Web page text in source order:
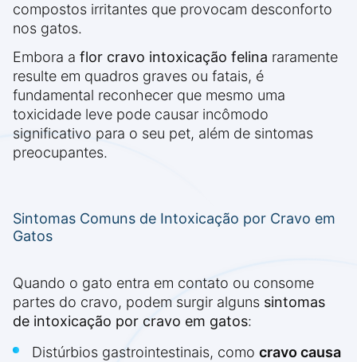
compostos irritantes que provocam desconforto
nos gatos.
Embora a flor cravo intoxicação felina raramente
resulte em quadros graves ou fatais, é
fundamental reconhecer que mesmo uma
toxicidade leve pode causar incômodo
significativo para o seu pet, além de sintomas
preocupantes.
Sintomas Comuns de Intoxicação por Cravo em
Gatos
Quando o gato entra em contato ou consome
partes do cravo, podem surgir alguns sintomas
de intoxicação por cravo em gatos:
Distúrbios gastrointestinais, como cravo causa